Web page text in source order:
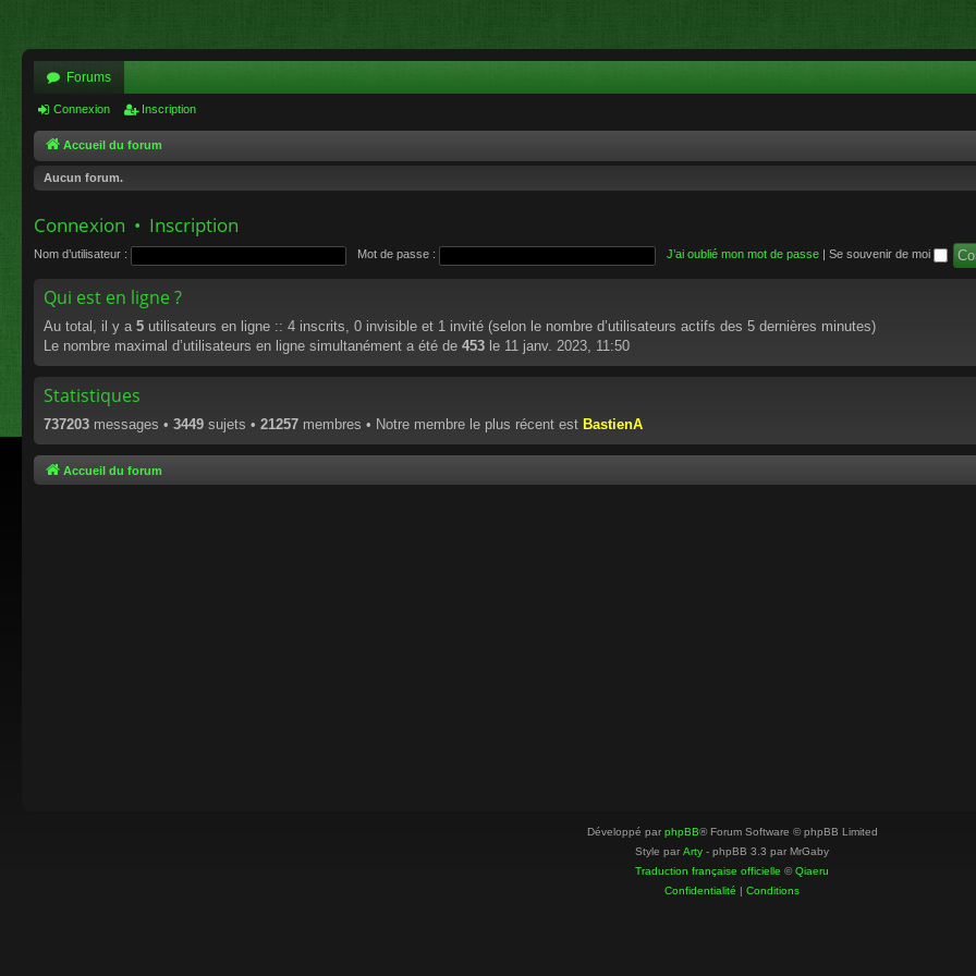
Forums
Connexion Inscription
Accueil du forum
Aucun forum.
Connexion • Inscription
Nom d’utilisateur : Mot de passe : J’ai oublié mon mot de passe Se souvenir de moi
Qui est en ligne ?
Au total, il y a 5 utilisateurs en ligne :: 4 inscrits, 0 invisible et 1 invité (selon le nombre d’utilisateurs actifs des 5 dernières minutes)
Le nombre maximal d’utilisateurs en ligne simultanément a été de 453 le 11 janv. 2023, 11:50
Statistiques
737203 messages • 3449 sujets • 21257 membres • Notre membre le plus récent est BastienA
Accueil du forum
Développé par phpBB® Forum Software © phpBB Limited
Style par Arty - phpBB 3.3 par MrGaby
Traduction française officielle ©Qiaeru
Confidentialité | Conditions